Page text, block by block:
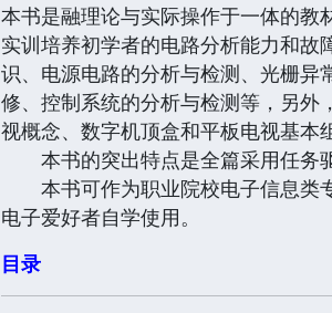
本书是融理论与实际操作于一体的教
实训培养初学者的电路分析能力和
识、电源电路的分析与检测、光栅异
修、控制系统的分析与检测等，另外
视概念、数字机顶盒和平板电视基本
本书的突出特点是全篇采用任务驱
本书可作为职业院校电子信息类
电子爱好者自学使用。
目录